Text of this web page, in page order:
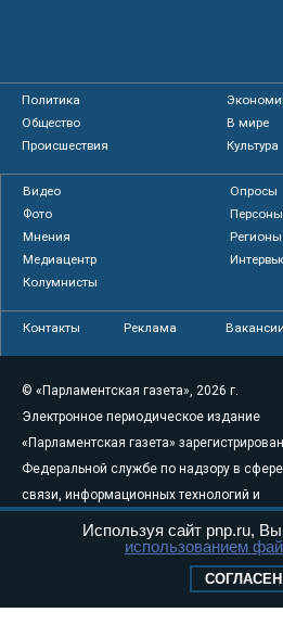
Политика
Общество
В мире
Происшествия
Культура
Видео
Опросы
Фото
Персоны
Мнения
Регионы
Медиацентр
Колумнисты
Контакты Реклама Вакансии
© «Парламентская газета», 2026 г.
Электронное периодическое издание
«Парламентская газета»
Федеральной службе по надзору в сфере
связи, информационных технологий и
массовых коммуникаций (Роскомнадзор)
августа 2011 года. 18+
Свидетельство о регистрации Эл № ФС77-
Используя сайт pnp.ru,
использованием
СОГЛАСЕН